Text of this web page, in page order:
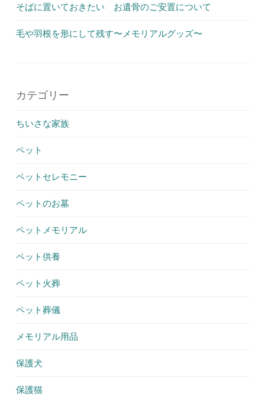
そばに置いておきたい お遺骨のご安置について
毛や羽根を形にして残す〜メモリアルグッズ〜
カテゴリー
ちいさな家族
ペット
ペットセレモニー
ペットのお墓
ペットメモリアル
ペット供養
ペット火葬
ペット葬儀
メモリアル用品
保護犬
保護猫